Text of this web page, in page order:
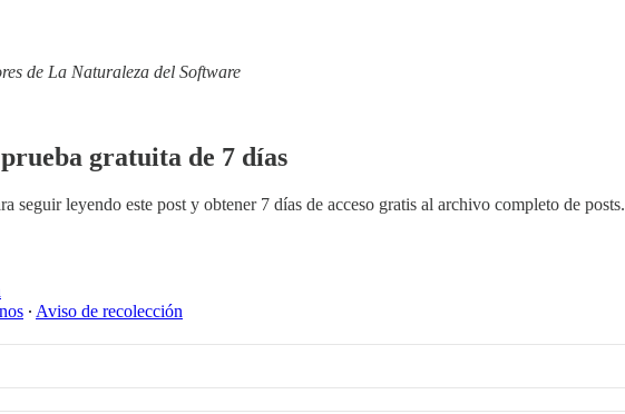
de La Naturaleza del Software
gratuita de 7 días
seguir leyendo este post y obtener 7 días de acceso gratis al archivo completo de posts.
∙ Aviso de recolección